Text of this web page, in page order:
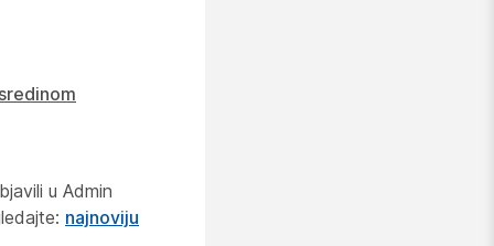
u Admin
najnoviju